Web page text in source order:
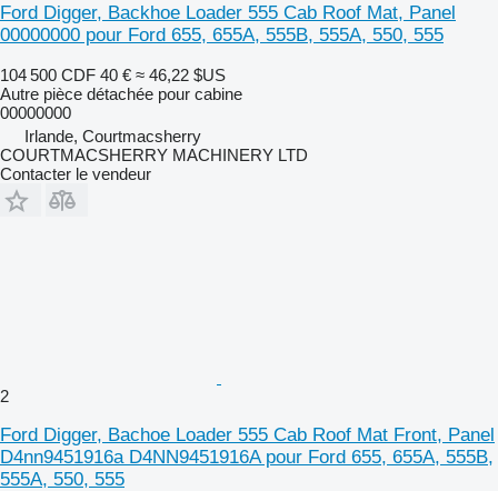
Ford Digger, Backhoe Loader 555 Cab Roof Mat, Panel
00000000 pour Ford 655, 655A, 555B, 555A, 550, 555
104 500 CDF 40 € ≈ 46,22 $US
Autre pièce détachée pour cabine
00000000
Irlande, Courtmacsherry
COURTMACSHERRY MACHINERY LTD
Contacter le vendeur
2
Ford Digger, Bachoe Loader 555 Cab Roof Mat Front, Panel
D4nn9451916a D4NN9451916A pour Ford 655, 655A, 555B,
555A, 550, 555